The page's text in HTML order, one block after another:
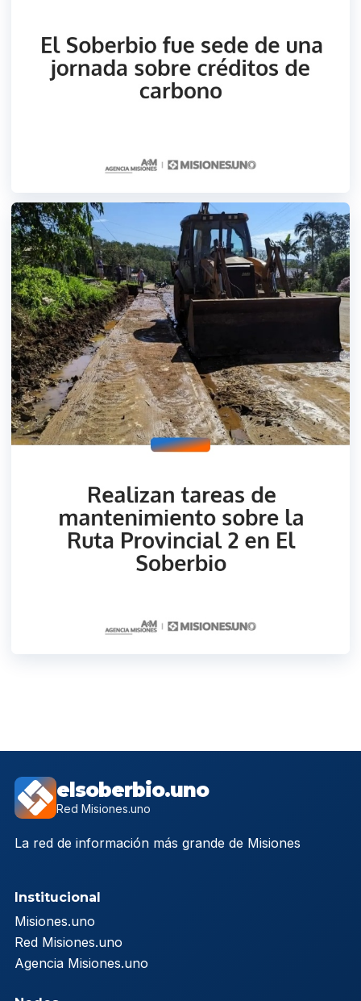
elsoberbio.uno
Red Misiones.uno
La red de información más grande de Misiones
Institucional
Misiones.uno
Red Misiones.uno
Agencia Misiones.uno